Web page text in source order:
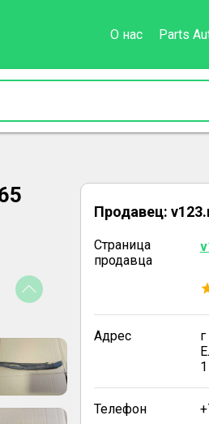
О нас Parts
Продавец:
Страница
продавца
Адрес
1
Телефон